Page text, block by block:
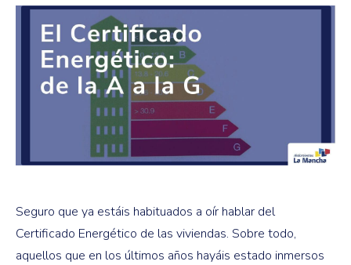
Seguro que ya estáis habituados a oír hablar del
Certificado Energético de las viviendas. Sobre todo,
aquellos que en los últimos años hayáis estado inmersos